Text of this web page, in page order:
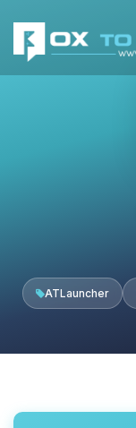
ATLauncher